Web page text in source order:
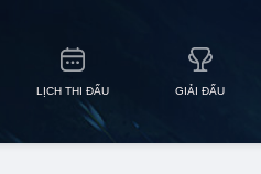
LỊCH THI ĐẤU GIẢI ĐẤU